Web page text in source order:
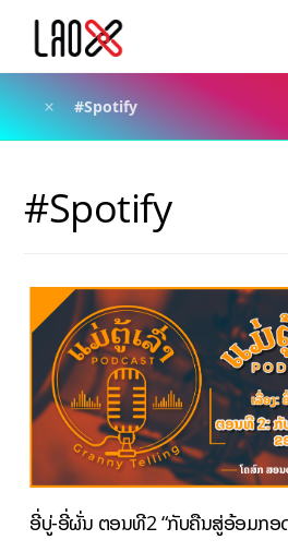
#Spotify
#Spotify
ອີ່ບູ່-ອີ່ຜັ່ນ ຕອນທີ2 “ກັບຄືນສູ່ອ້ອມກອດ